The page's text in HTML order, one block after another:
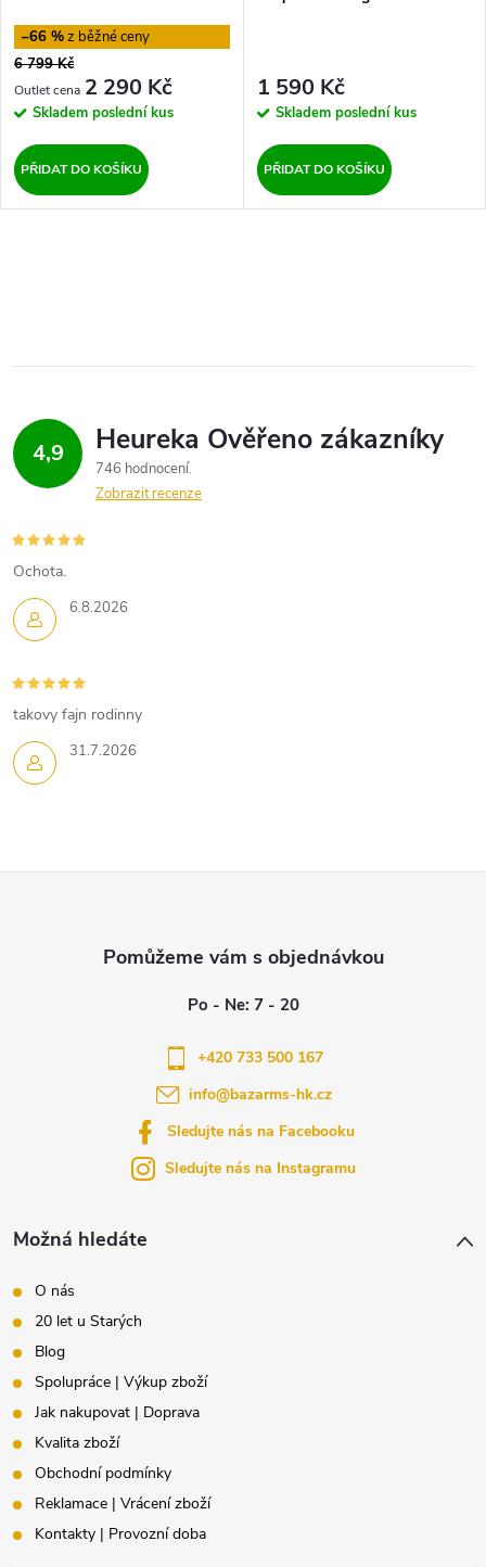
–66 %
6 799 Kč
2 290 Kč
Skladem poslední kus
PŘIDAT DO KOŠÍKU
1 590 Kč
Skladem poslední kus
PŘIDAT DO KOŠÍKU
l
d
a
c
í
p
v
k
y
ý
4,9
746 hodnocení
Zobrazit recenze
6.8.2026
Ochota.
31.7.2026
takovy fajn rodinny
Možná hledáte
O nás
20 let u Starých
Blog
Spolupráce | Výkup zboží
Jak nakupovat | Doprava
Kvalita zboží
Obchodní podmínky
Reklamace | Vrácení zboží
Kontakty | Provozní doba
info@bazarms-hk.cz
+420 733 500 167
Sledujte nás na Facebooku
Sledujte nás na Instagramu